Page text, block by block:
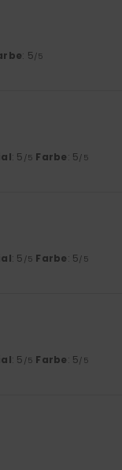
: 5 /5
: 5 /5 Farbe: 5 /5
: 5 /5 Farbe: 5 /5
: 5 /5 Farbe: 5 /5